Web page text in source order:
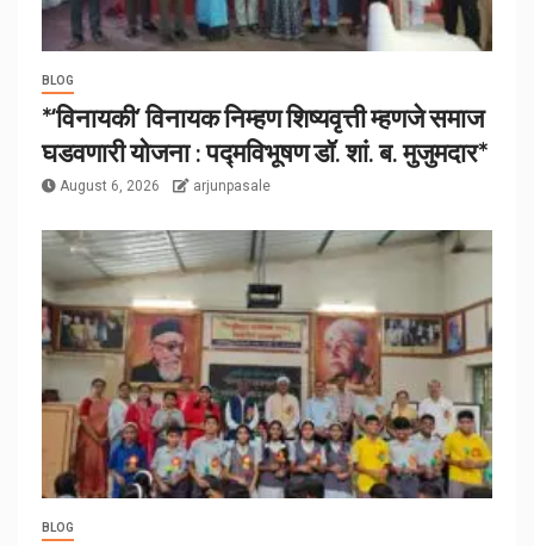
BLOG
*‘विनायकी’ विनायक निम्हण शिष्यवृत्ती म्हणजे समाज
घडवणारी योजना : पद्मविभूषण डॉ. शां. ब. मुजुमदार*
August 6, 2026 arjunpasale
BLOG